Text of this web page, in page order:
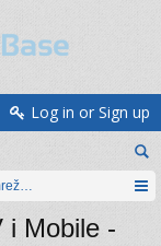
Log in or Sign up
i web servisi
i Mobile -